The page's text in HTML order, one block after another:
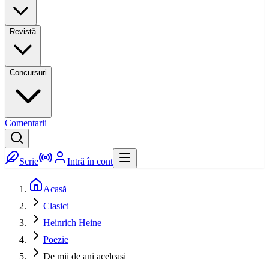
Revistă
Concursuri
Comentarii
Scrie Intră în cont
Acasă
Clasici
Heinrich Heine
Poezie
De mii de ani aceleasi